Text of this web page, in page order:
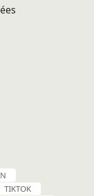
TIKTOK